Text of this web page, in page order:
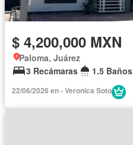
$ 4,200,000 MXN
Paloma, Juárez
3 Recámaras
1.5 Baños
22/06/2026 en - Veronica Soto